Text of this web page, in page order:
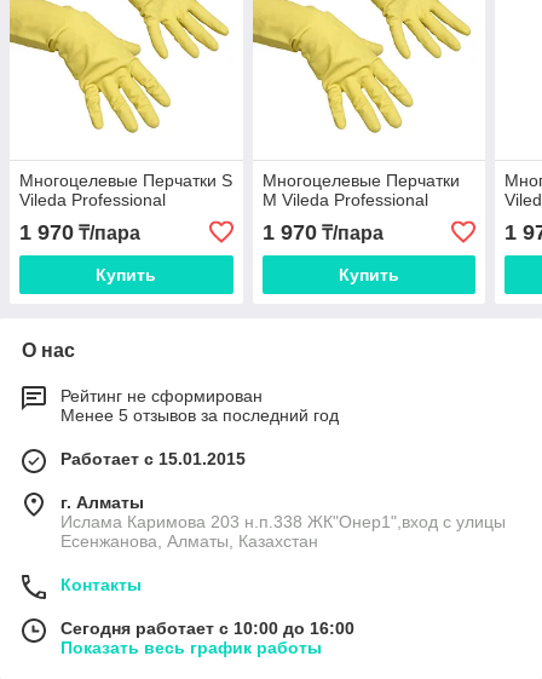
Многоцелевые Перчатки S
Vileda Professional
1 970 ₸/пара
Купить
Многоцелевые Перчатки
M Vileda Professional
1 970₸/пара
Купить
1
О нас
Рейтинг не сформирован
Менее 5 отзывов за последний год
Работает с 15.01.2015
г. Алматы
Ислама Каримова 203 н.п.338 ЖК"Онер1",вход с улицы
Есенжанова, Алматы, Казахстан
Контакты
Сегодня работает с 10:00 до 16:00
Показать весь график работы